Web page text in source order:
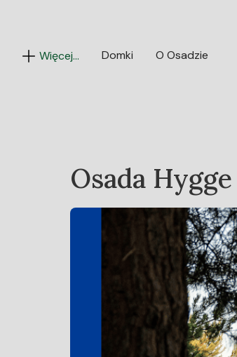
Więcej... Domki O Osadzie
Osada